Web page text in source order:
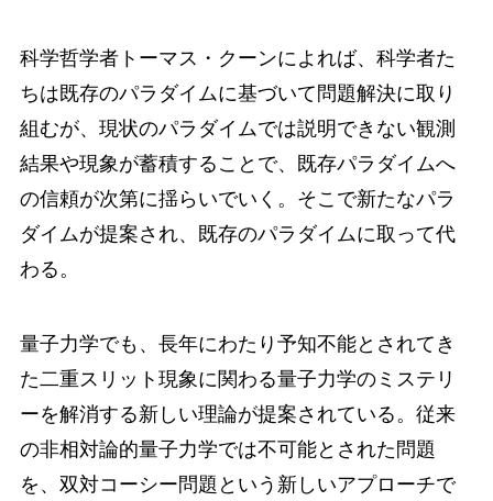
科学哲学者トーマス・クーンによれば、科学者た
ちは既存のパラダイムに基づいて問題解決に取り
組むが、現状のパラダイムでは説明できない観測
結果や現象が蓄積することで、既存パラダイムへ
の信頼が次第に揺らいでいく。そこで新たなパラ
ダイムが提案され、既存のパラダイムに取って代
わる。
量子力学でも、長年にわたり予知不能とされてき
た二重スリット現象に関わる量子力学のミステリ
ーを解消する新しい理論が提案されている。従来
の非相対論的量子力学では不可能とされた問題
を、双対コーシー問題という新しいアプローチで